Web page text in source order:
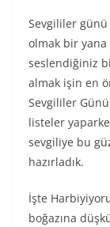
Sevgililer
olmak bir yana
seslendiğiniz
almak işin en
Sevgililer
listeler
sevgiliye bu
hazırladık.
İşte
boğazına